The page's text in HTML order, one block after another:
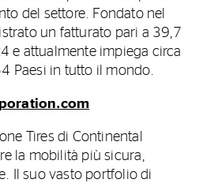
del settore. Fondato nel
un fatturato pari a 39,7
e attualmente impiega circa
Paesi in tutto il mondo.
Tires di Continental
la mobilità più sicura,
Il suo vasto portfolio di